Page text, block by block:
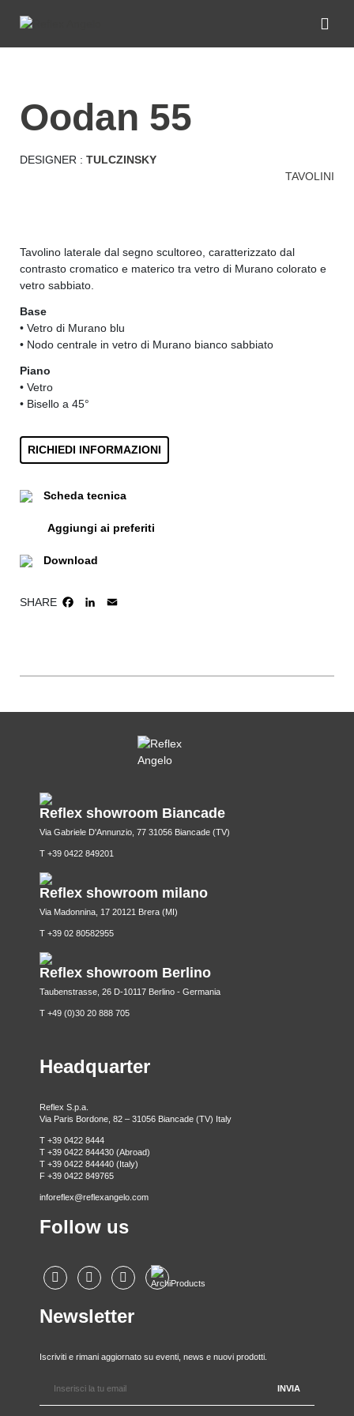
oodan 55
DESIGNER : TULCZINSKY
TAVOLINI
Tavolino laterale dal segno scultoreo, caratterizzato dal
contrasto cromatico e materico tra vetro di Murano colorato e
vetro sabbiato.
Base
• Vetro di Murano blu
• Nodo centrale in vetro di Murano bianco sabbiato
Piano
• Vetro
• Bisello a 45°
RICHIEDI INFORMAZIONI
Scheda tecnica
Aggiungi ai preferiti
Download
SHARE FACEBOOK
LINKEDIN
Reflex showroom Biancade
Via Gabriele D'Annunzio, 77 31056 Biancade (TV)
T +39 0422 849201
Reflex showroom milano
Via Madonnina, 17 20121 Brera (MI)
T +39 02 80582955
Reflex showroom Berlino
Taubenstrasse, 26 D-10117 Berlino - Germania
T +49 (0)30 20 888 705
Headquarter
Reflex S.p.a.
Via Paris Bordone, 82 – 31056 Biancade (TV) Italy
T +39 0422 8444
T +39 0422 844430 (Abroad)
T +39 0422 844440 (Italy)
F +39 0422 849765
inforeflex@reflexangelo.com
Follow us
Newsletter
Iscriviti e rimani aggiornato su eventi, news e nuovi prodotti.